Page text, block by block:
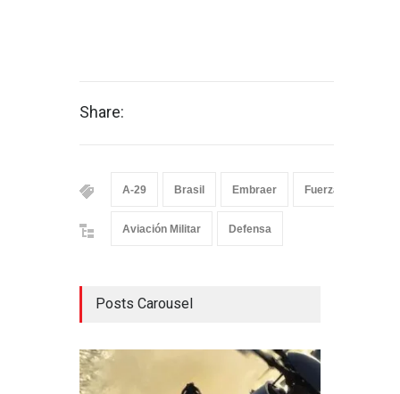
Share:
A-29 Brasil Embraer Fuerza Aérea
Aviación Militar Defensa
Posts Carousel